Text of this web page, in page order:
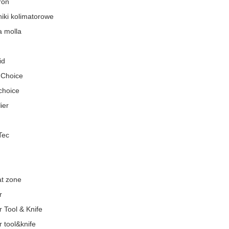
kolimatorowe
molla
zone
Tool & Knife
tool&knife